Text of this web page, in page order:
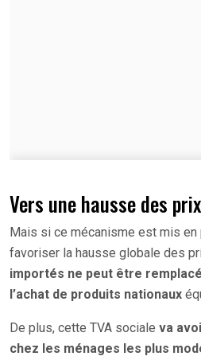
Vers une hausse des
Mais si ce mécanisme est mis en
favoriser la hausse globale des
importés ne peut être
l’achat de produits nationaux
De plus, cette TVA sociale va
chez les ménages les plus